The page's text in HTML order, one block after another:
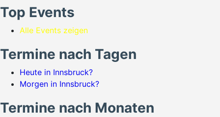
Top Events
Alle Events zeigen
Termine nach Tagen
Heute in Innsbruck?
Morgen in Innsbruck?
Termine nach Monaten